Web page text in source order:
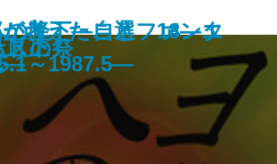
が考えたこと 14―エ
～1990.10―
〕
〕
っていますか
の降下―自選ファンタ
―
スの祭
〕
〕
上〕
下〕
が考えたこと 13―エ
～1987.5―